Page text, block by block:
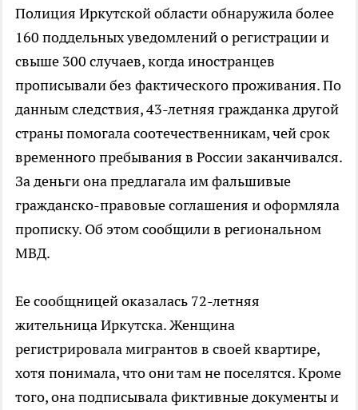
Полиция Иркутской области обнаружила более
160 поддельных уведомлений о регистрации и
свыше 300 случаев, когда иностранцев
прописывали без фактического проживания. По
данным следствия, 43-летняя гражданка другой
страны помогала соотечественникам, чей срок
временного пребывания в России заканчивался.
За деньги она предлагала им фальшивые
гражданско-правовые соглашения и оформляла
прописку. Об этом сообщили в региональном
МВД.
Ее сообщницей оказалась 72-летняя
жительница Иркутска. Женщина
регистрировала мигрантов в своей квартире,
хотя понимала, что они там не поселятся. Кроме
того, она подписывала фиктивные документы и